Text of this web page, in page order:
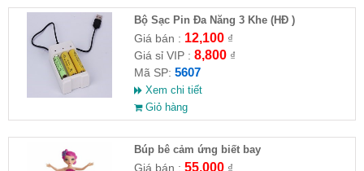
Bộ Sạc Pin Đa Năng 3 Khe (HĐ )
Giá bán : 12,100₫
Giá sỉ VIP : 8,800₫
Mã SP: 5607
Xem chi tiết
Giỏ hàng
​Búp bê cảm ứng biết bay
Giá bán : 55,000₫